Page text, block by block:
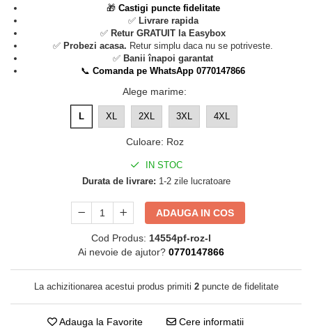
🎁 Castigi puncte fidelitate
✅ Livrare rapida
✅ Retur GRATUIT la Easybox
✅ Probezi acasa. Retur simplu daca nu se potriveste.
✅ Banii înapoi garantat
📞 Comanda pe WhatsApp 0770147866
Alege marime:
L XL 2XL 3XL 4XL
Culoare: Roz
IN STOC
Durata de livrare: 1-2 zile lucratoare
ADAUGA IN COS
Cod Produs: 14554pf-roz-l
Ai nevoie de ajutor? 0770147866
La achizitionarea acestui produs primiti 2puncte de fidelitate
Adauga la Favorite Cere informatii